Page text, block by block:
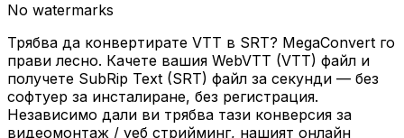
No watermarks
Трябва да конвертирате VTT в SRT? MegaConvert го
прави лесно. Качете вашия WebVTT (VTT) файл и
получете SubRip Text (SRT) файл за секунди — без
софтуер за инсталиране, без регистрация.
Независимо дали ви трябва тази конверсия за
видеомонтаж / уеб стрийминг, нашият онлайн